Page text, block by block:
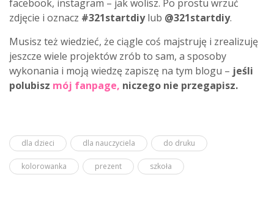
facebook, instagram – jak wolisz. Po prostu wrzuć
zdjęcie i oznacz #321startdiylub @321startdiy.
Musisz też wiedzieć, że ciągle coś majstruję i zrealizuję
jeszcze wiele projektów zrób to sam, a sposoby
wykonania i moją wiedzę zapiszę na tym blogu – jeśli
polubisz mój fanpage, niczego nie przegapisz.
dla dzieci dla nauczyciela do druku
kolorowanka prezent szkoła